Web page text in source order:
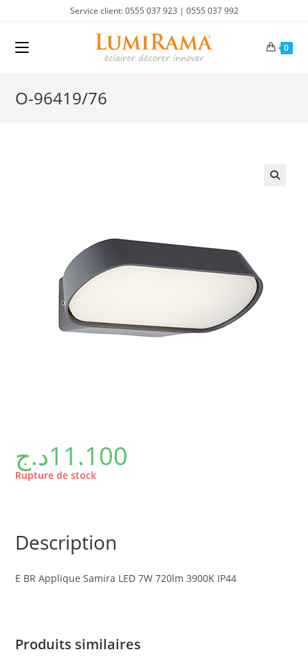
content
Service client: 0555 037 923 | 0555 037 992
0
O-96419/76
11.100د.ج
Rupture de stock
Description
E BR Applique Samira LED 7W 720lm 3900K IP44
Produits similaires